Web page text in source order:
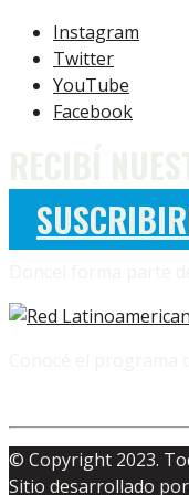
Instagram
Twitter
YouTube
Facebook
© Copyright 2023.
Sitio desarrollado por